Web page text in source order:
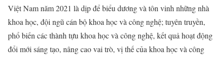
Việt Nam năm 2021 là dịp để biểu dương và tôn vinh những nhà
khoa học, đội ngũ cán bộ khoa học và công nghệ; tuyên truyền,
phổ biến các thành tựu khoa học và công nghệ, kết quả hoạt động
đổi mới sáng tạo, nâng cao vai trò, vị thế của khoa học và công